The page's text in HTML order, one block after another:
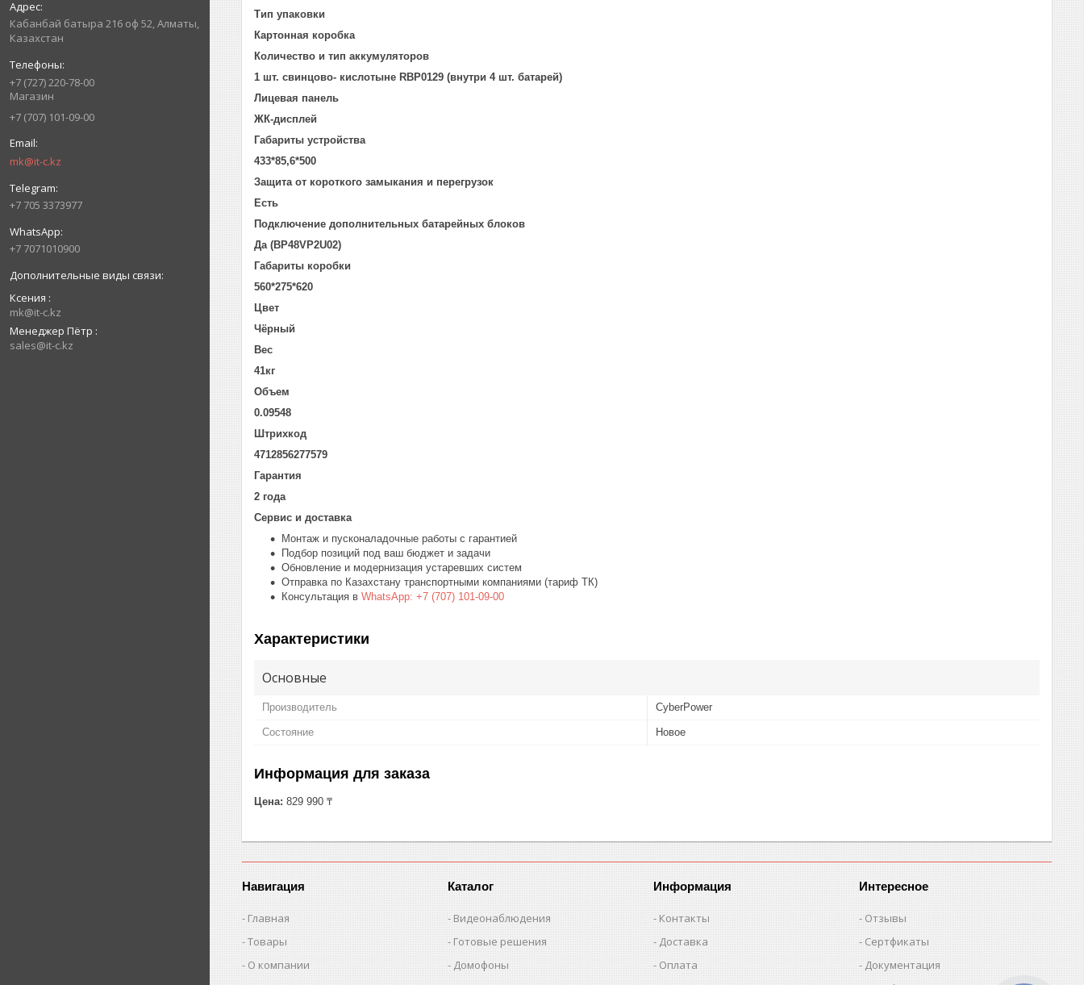
Кабанбай батыра 216 оф 52, Алматы,
Казахстан
+7 (727) 220-78-00
Магазин
+7 (707) 101-09-00
mk@it-c.kz
+7 705 3373977
+7 7071010900
Ксения
mk@it-c.kz
Менеджер Пётр
sales@it-c.kz
Тип упаковки
Картонная коробка
Количество и тип аккумуляторов
1 шт. свинцово- кислотыне RBP0129 (внутри 4 шт. батарей)
Лицевая панель
ЖК-дисплей
Габариты устройства
433*85,6*500
Защита от короткого замыкания и перегрузок
Есть
Подключение дополнительных батарейных блоков
Да (BP48VP2U02)
Габариты коробки
560*275*620
Цвет
Чёрный
Вес
41кг
Объем
0.09548
Штрихкод
4712856277579
Гарантия
2 года
Сервис и доставка
Монтаж и пусконаладочные работы с гарантией
Подбор позиций под ваш бюджет и задачи
Обновление и модернизация устаревших систем
Отправка по Казахстану транспортными компаниями (тариф ТК)
Консультация в WhatsApp: +7 (707) 101-09-00
Характеристики
Основные
Производитель CyberPower
Состояние Новое
Информация для заказа
Цена: 829 990 ₸
Навигация
Главная
Товары
О компании
Каталог
Видеонаблюдения
Готовые решения
Домофоны
Информация
Контакты
Доставка
Оплата
Интересное
Отзывы
Сертфикаты
Документация